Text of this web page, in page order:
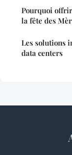
Pourquoi
la fête des
Les solutions
data centers